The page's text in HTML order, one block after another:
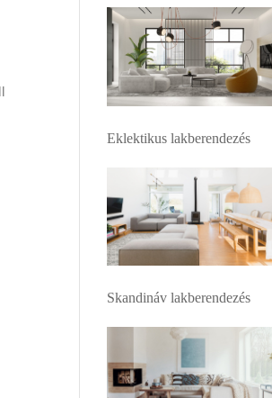
Eklektikus lakberendezés
Skandináv lakberendezés